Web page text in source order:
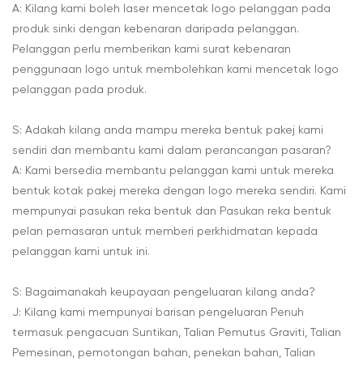
A: Kilang kami boleh laser mencetak logo pelanggan pada
produk sinki dengan kebenaran daripada pelanggan.
Pelanggan perlu memberikan kami surat kebenaran
penggunaan logo untuk membolehkan kami mencetak logo
pelanggan pada produk.
S: Adakah kilang anda mampu mereka bentuk pakej kami
sendiri dan membantu kami dalam perancangan pasaran?
A: Kami bersedia membantu pelanggan kami untuk mereka
bentuk kotak pakej mereka dengan logo mereka sendiri. Kami
mempunyai pasukan reka bentuk dan Pasukan reka bentuk
pelan pemasaran untuk memberi perkhidmatan kepada
pelanggan kami untuk ini.
S: Bagaimanakah keupayaan pengeluaran kilang anda?
J: Kilang kami mempunyai barisan pengeluaran Penuh
termasuk pengacuan Suntikan, Talian Pemutus Graviti, Talian
Pemesinan, pemotongan bahan, penekan bahan, Talian